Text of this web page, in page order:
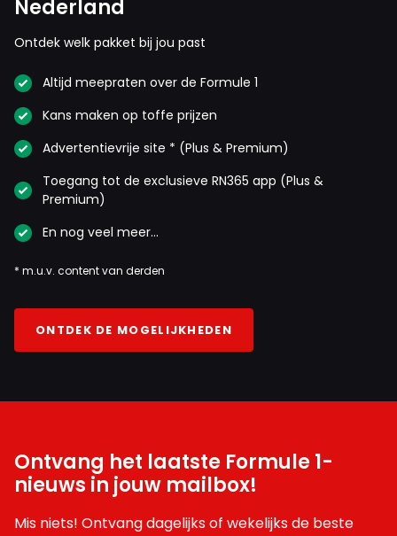
Nederland
Ontdek welk pakket bij jou past
Altijd meepraten over de Formule 1
Kans maken op toffe prijzen
Advertentievrije site * (Plus & Premium)
Toegang tot de exclusieve RN365 app (Plus &
Premium)
En nog veel meer…
* m.u.v. content van derden
ONTDEK DE MOGELIJKHEDEN
Ontvang het laatste Formule 1-
nieuws in jouw mailbox!
Mis niets! Ontvang dagelijks of wekelijks de beste